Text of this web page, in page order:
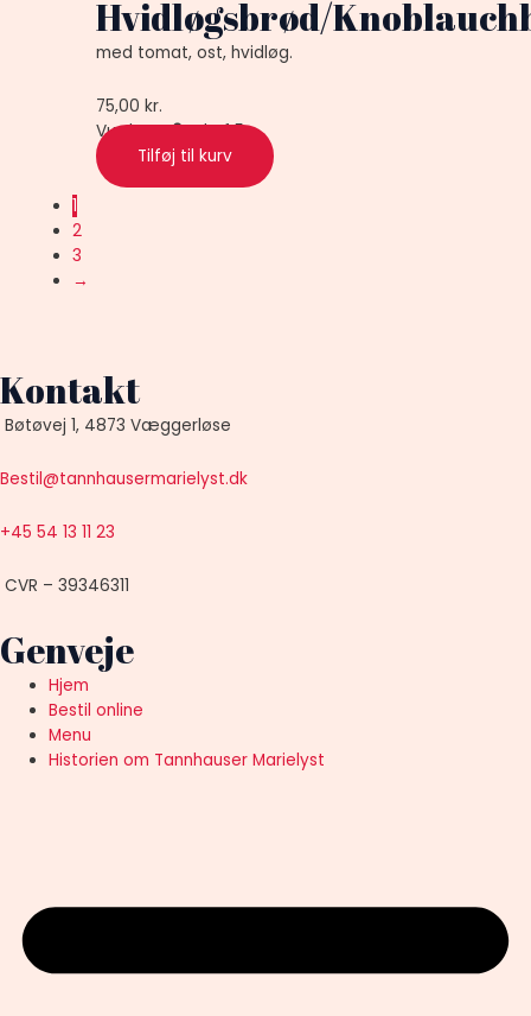
Hvidløgsbrød/
med tomat, ost, hvidløg.
75,00kr.
Vurderet0ud af 5
Tilføj til kurv
1
2
3
→
Kontakt
Bøtøvej 1, 4873 Væggerløse
Bestil@tannhausermarielyst.dk
+45 54 13 11 23
CVR – 39346311
Genveje
Hjem
Bestil online
Menu
Historien om Tannhauser Marielyst